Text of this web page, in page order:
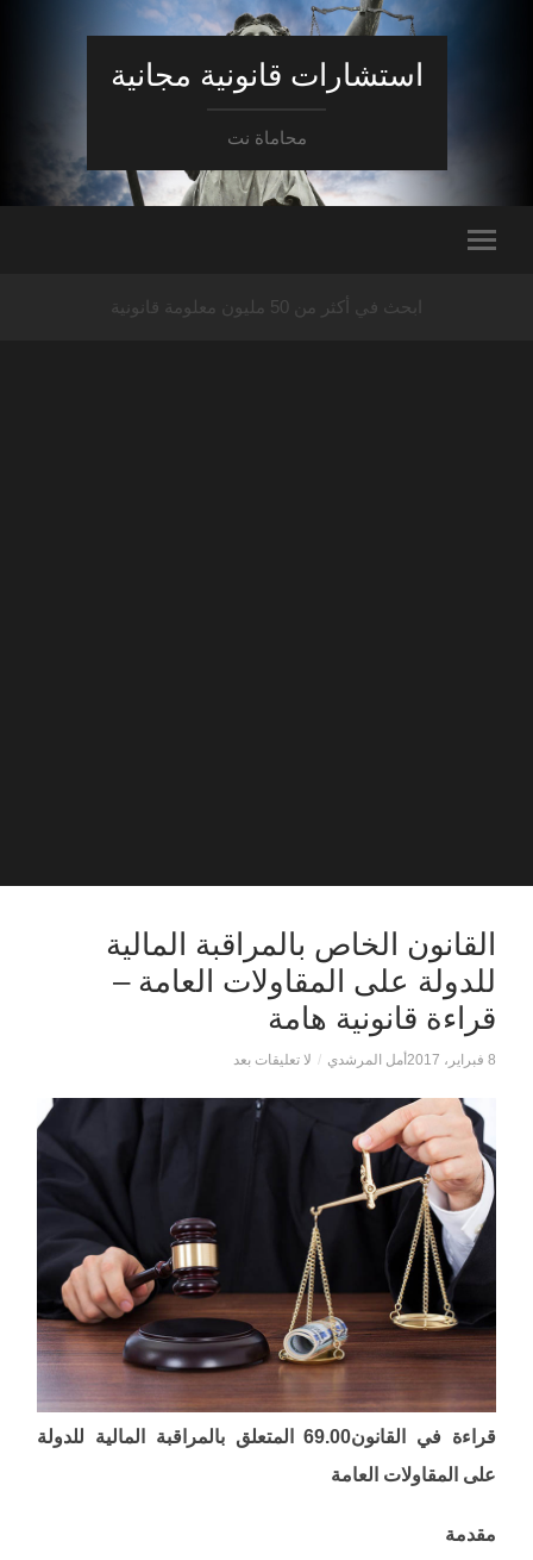
استشارات قانونية مجانية
محاماة نت
ابحث في أكثر من 50 مليون معلومة قانونية
القانون الخاص بالمراقبة المالية
للدولة على المقاولات العامة –
قراءة قانونية هامة
8 فبراير، 2017 أمل المرشدي / لا تعليقات بعد
قراءة في القانون69.00 المتعلق بالمراقبة المالية للدولة
على المقاولات العامة
مقدمة